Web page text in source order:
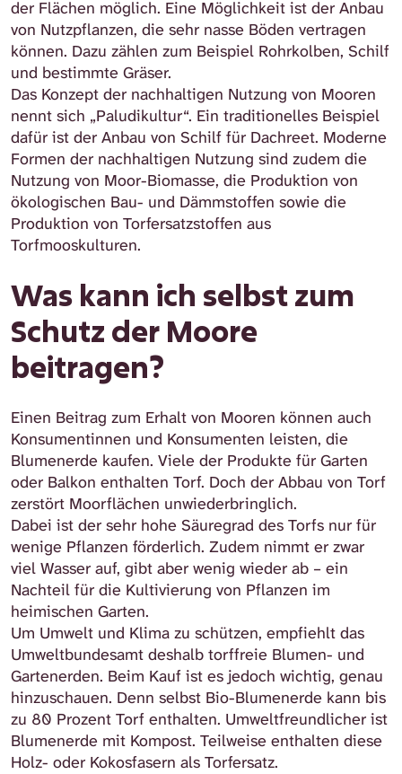
der Flächen möglich. Eine Möglichkeit ist der Anbau
von Nutzpflanzen, die sehr nasse Böden vertragen
können. Dazu zählen zum Beispiel Rohrkolben, Schilf
und bestimmte Gräser.
Das Konzept der nachhaltigen Nutzung von Mooren
nennt sich „Paludikultur“. Ein traditionelles Beispiel
dafür ist der Anbau von Schilf für Dachreet. Moderne
Formen der nachhaltigen Nutzung sind zudem die
Nutzung von Moor-Biomasse, die Produktion von
ökologischen Bau- und Dämmstoffen sowie die
Produktion von Torfersatzstoffen aus
Torfmooskulturen.
Was kann ich selbst zum
Schutz der Moore
beitragen?
Einen Beitrag zum Erhalt von Mooren können auch
Konsumentinnen und Konsumenten leisten, die
Blumenerde kaufen. Viele der Produkte für Garten
oder Balkon enthalten Torf. Doch der Abbau von Torf
zerstört Moorflächen unwiederbringlich.
Dabei ist der sehr hohe Säuregrad des Torfs nur für
wenige Pflanzen förderlich. Zudem nimmt er zwar
viel Wasser auf, gibt aber wenig wieder ab – ein
Nachteil für die Kultivierung von Pflanzen im
heimischen Garten.
Um Umwelt und Klima zu schützen, empfiehlt das
Umweltbundesamt deshalb torffreie Blumen- und
Gartenerden. Beim Kauf ist es jedoch wichtig, genau
hinzuschauen. Denn selbst Bio-Blumenerde kann bis
zu 80 Prozent Torf enthalten. Umweltfreundlicher ist
Blumenerde mit Kompost. Teilweise enthalten diese
Holz- oder Kokosfasern als Torfersatz.